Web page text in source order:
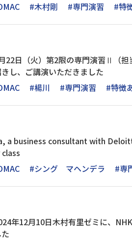
#木村剛 #専門演習 #特
22日（火）第2限の専門演習Ⅱ（
し、ご講演いただきました
#楊川 #専門演習 #特徴
a business consultant with
#シング マヘンデラ #専
年12月10日木村有里ゼミに、